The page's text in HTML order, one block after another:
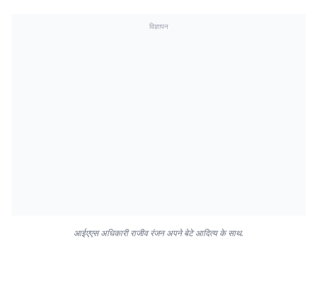
विज्ञापन
आईएएस अधिकारी राजीव रंजन अपने बेटे आदित्य के साथ.